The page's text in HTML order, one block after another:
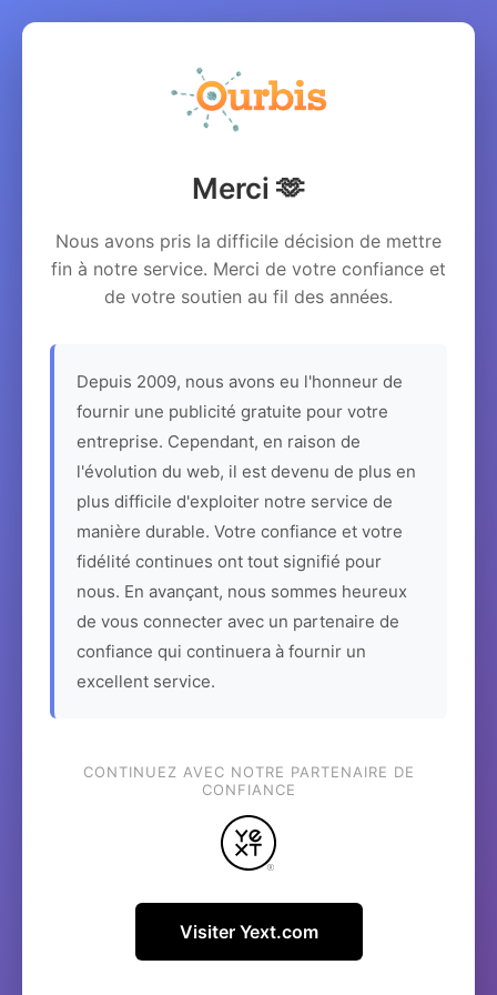
Merci 🫶
Nous avons pris la difficile décision de mettre
fin à notre service. Merci de votre confiance et
de votre soutien au fil des années.
Depuis 2009, nous avons eu l'honneur de
fournir une publicité gratuite pour votre
entreprise. Cependant, en raison de
l'évolution du web, il est devenu de plus en
plus difficile d'exploiter notre service de
manière durable. Votre confiance et votre
fidélité continues ont tout signifié pour
nous. En avançant, nous sommes heureux
de vous connecter avec un partenaire de
confiance qui continuera à fournir un
excellent service.
CONTINUEZ AVEC NOTRE PARTENAIRE DE
CONFIANCE
Visiter Yext.com